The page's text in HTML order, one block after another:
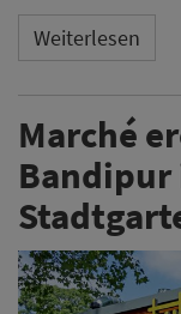
Weiterlesen
Marché
Bandipur